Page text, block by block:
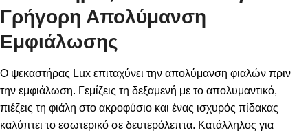
Γρήγορη Απολύμανση
Εμφιάλωσης
Ο ψεκαστήρας Lux επιταχύνει την απολύμανση φιαλών πριν
την εμφιάλωση. Γεμίζεις τη δεξαμενή με το απολυμαντικό,
πιέζεις τη φιάλη στο ακροφύσιο και ένας ισχυρός πίδακας
καλύπτει το εσωτερικό σε δευτερόλεπτα. Κατάλληλος για